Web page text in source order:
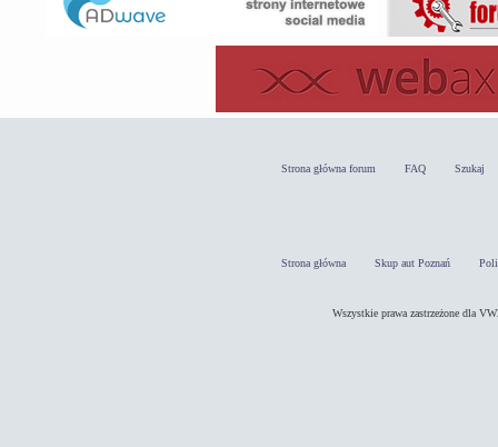
Strona główna forum FAQ Szukaj
Strona główna Skup aut Poznań
Wszystkie prawa zastrzeżone dla